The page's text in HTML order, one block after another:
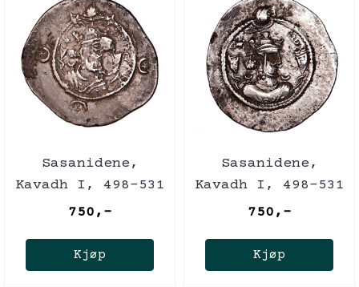
Sasanidene,
Kavadh I, 498-531
750,-
Kjøp
Sasanidene,
Kavadh I, 498-531
750,-
Kjøp